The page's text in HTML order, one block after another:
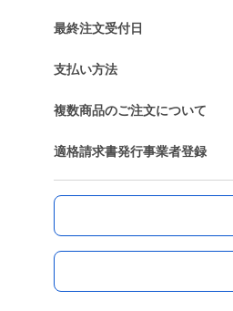
最終注文受付日
支払い方法
複数商品のご注文について
適格請求書発行事業者登録